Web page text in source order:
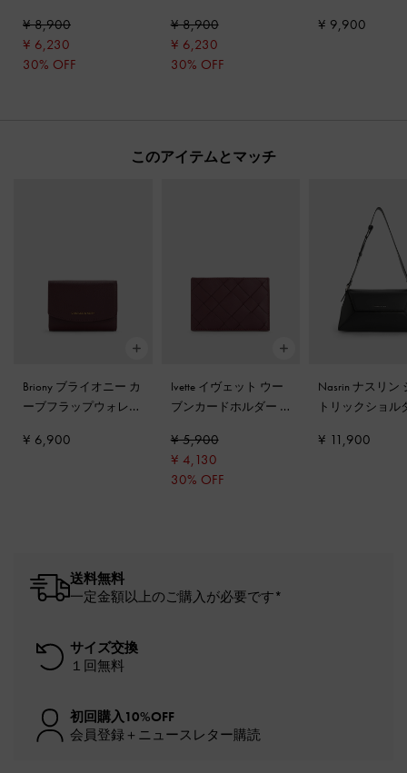
レッド
¥ 8,900
¥ 6,230
30% OFF
¥ 8,900
¥ 6,230
30% OFF
ッド
¥ 9,900
このアイテムとマッチ
Briony ブライオニー カ
ーブフラップウォレッ
ド
¥ 6,900
Ivette イヴェット ウー
ブンカードホルダー -
¥ 5,900
¥ 4,130
30% OFF
Nasrin ナスリン
トリックショル
¥ 11,900
送料無料
一定金額以上のご購入が必要です*
サイズ交換
１回無料
初回購入10%OFF
会員登録＋ニュースレター購読